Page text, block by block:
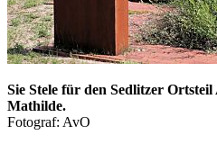
Sie Stele für den Sedlitzer Ortsteil
Mathilde.
Fotograf: AvO